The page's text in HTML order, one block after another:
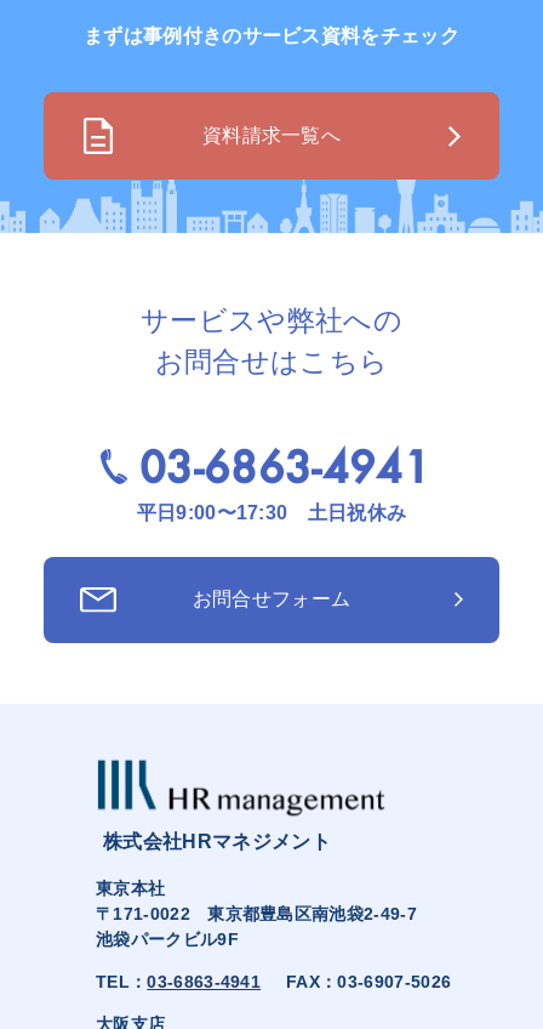
まずは事例付きのサービス資料をチェック
資料請求一覧へ
サービスや弊社への
お問合せはこちら
03-6863-4941
平日9:00〜17:30 土日祝休み
お問合せフォーム
株式会社HRマネジメント
東京本社
〒171-0022 東京都豊島区南池袋2-49-7
池袋パークビル9F
TEL：03-6863-4941 FAX：03-6907-5026
大阪支店